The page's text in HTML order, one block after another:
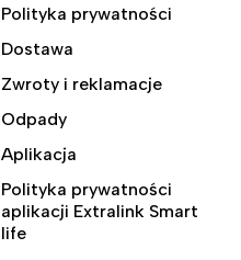
Polityka prywatności
Dostawa
Zwroty i reklamacje
Odpady
Aplikacja
Polityka prywatności
aplikacji Extralink Smart
life